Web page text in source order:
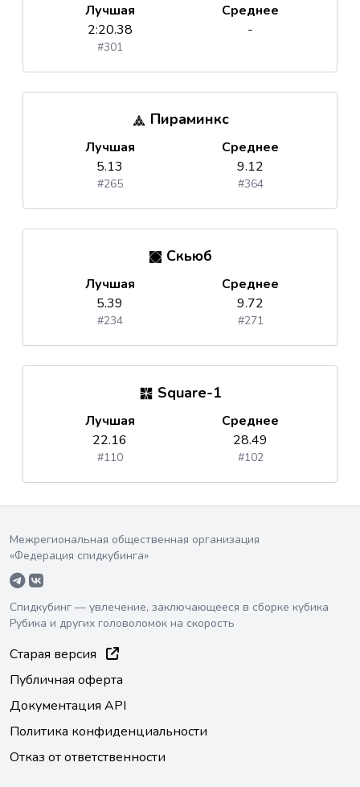
Лучшая
2:20.38
#301
Среднее
-
Пираминкс
Лучшая
5.13
#265
Среднее
9.12
#364
Скьюб
Лучшая
5.39
#234
Среднее
9.72
#271
Square-1
Лучшая
22.16
#110
Среднее
28.49
#102
Межрегиональная общественная организация
«Федерация спидкубинга»
Спидкубинг — увлечение, заключающееся в сборке кубика
Рубика и других головоломок на скорость
Старая версия
Публичная оферта
Документация API
Политика конфиденциальности
Отказ от ответственности